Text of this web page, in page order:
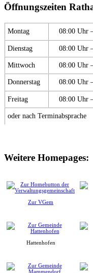
Öffnungszeiten
Montag 08:00 Uhr
Dienstag 08:00 Uhr
Mittwoch 08:00 Uhr
Donnerstag 08:00 Uhr
Freitag 08:00 Uhr
oder nach Terminabsprache
Weitere Homepages:
Zur VGem
Hattenhofen